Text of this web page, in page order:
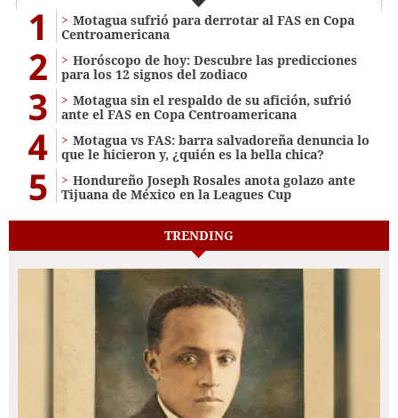
1
Motagua sufrió para derrotar al FAS en Copa
Centroamericana
2
Horóscopo de hoy: Descubre las predicciones
para los 12 signos del zodiaco
3
Motagua sin el respaldo de su afición, sufrió
ante el FAS en Copa Centroamericana
4
Motagua vs FAS: barra salvadoreña denuncia lo
que le hicieron y, ¿quién es la bella chica?
5
Hondureño Joseph Rosales anota golazo ante
Tijuana de México en la Leagues Cup
TRENDING